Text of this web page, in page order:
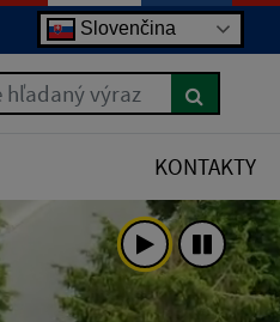
Slovenčina
výraz
KONTAKTY